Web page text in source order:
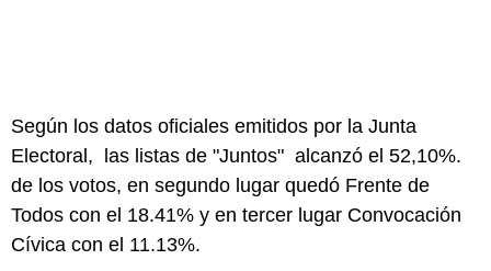
Según los datos oficiales emitidos por la Junta
Electoral, las listas de "Juntos" alcanzó el 52,10%.
de los votos, en segundo lugar quedó Frente de
Todos con el 18.41% y en tercer lugar Convocación
Cívica con el 11.13%.